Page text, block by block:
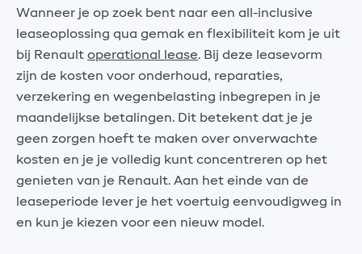
Wanneer je op zoek bent naar een all-inclusive
leaseoplossing qua gemak en flexibiliteit kom je uit
bij Renault operational lease. Bij deze leasevorm
zijn de kosten voor onderhoud, reparaties,
verzekering en wegenbelasting inbegrepen in je
maandelijkse betalingen. Dit betekent dat je je
geen zorgen hoeft te maken over onverwachte
kosten en je je volledig kunt concentreren op het
genieten van je Renault. Aan het einde van de
leaseperiode lever je het voertuig eenvoudigweg in
en kun je kiezen voor een nieuw model.